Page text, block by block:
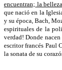
encuentran; la
que nació en la
y su época, Bach,
espirituales de la
verdad! Donde
escritor francés Paul
la sonata de su